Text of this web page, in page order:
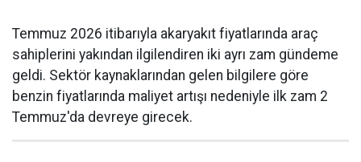
Temmuz 2026 itibarıyla akaryakıt fiyatlarında araç
sahiplerini yakından ilgilendiren iki ayrı zam gündeme
geldi. Sektör kaynaklarından gelen bilgilere göre
benzin fiyatlarında maliyet artışı nedeniyle ilk zam 2
Temmuz'da devreye girecek.